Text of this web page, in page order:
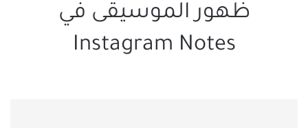
ظهور الموسيقى في
Instagram Notes